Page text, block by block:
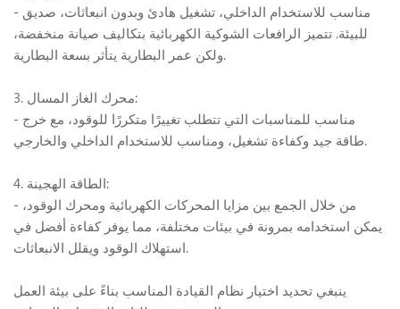
- مناسب للاستخدام الداخلي، تشغيل هادئ وبدون انبعاثات، صديق
للبيئة. تتميز الرافعات الشوكية الكهربائية بتكاليف صيانة منخفضة،
ولكن عمر البطارية يتأثر بسعة البطارية.
3. محرك الغاز المسال:
- مناسب للمناسبات التي تتطلب تغييرًا متكررًا للوقود، مع خرج
طاقة جيد وكفاءة تشغيل، ومناسب للاستخدام الداخلي والخارجي.
4. الطاقة الهجينة:
- من خلال الجمع بين مزايا المحركات الكهربائية ومحرك الوقود،
يمكن استخدامه بمرونة في بيئات مختلفة، مما يوفر كفاءة أفضل في
استهلاك الوقود ويقلل الانبعاثات.
ينبغي تحديد اختيار نظام القيادة المناسب بناءً على بيئة العمل